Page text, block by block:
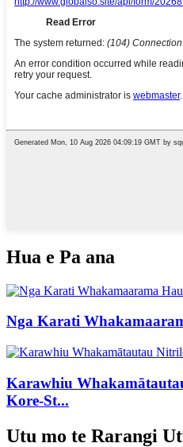
Hua e Pa ana
Nga Karati
Karawhiu
Kore-St...
Utu mo te Rarangi